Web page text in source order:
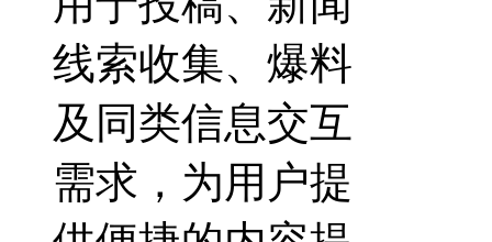
线索收集、爆料
及同类信息交互
需求，为用户提